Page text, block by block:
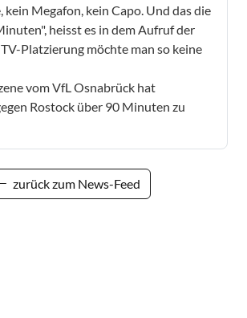
kein Megafon, kein Capo. Und das die
heisst es in dem Aufruf der
Platzierung möchte man so keine
vom VfL Osnabrück hat
Rostock über 90 Minuten zu
zurück zum News-Feed